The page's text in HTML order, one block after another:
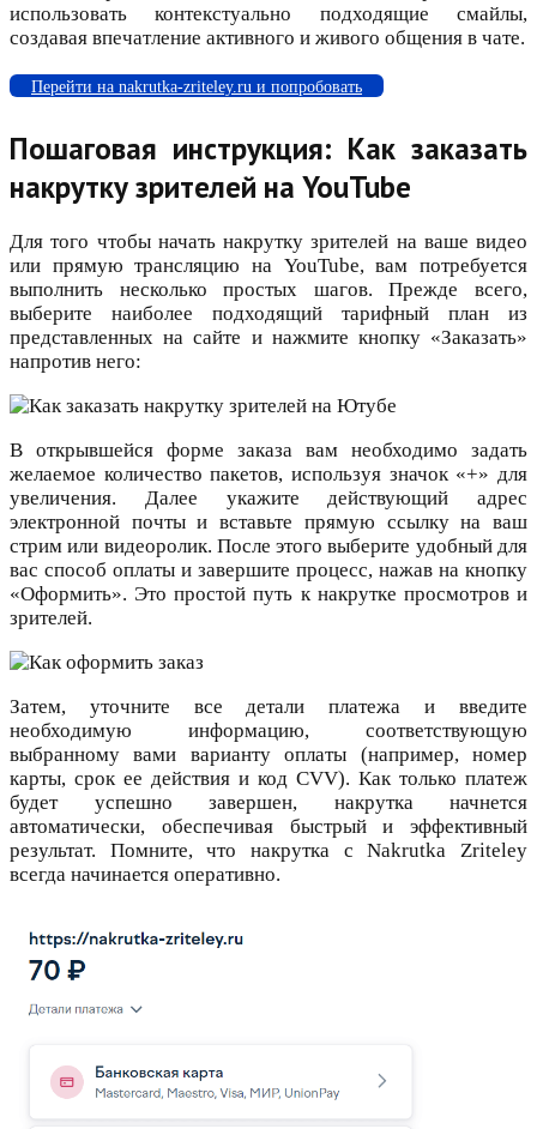
использовать контекстуально подходящие смайлы,
создавая впечатление активного и живого общения в чате.
Перейти на nakrutka-zriteley.ru и попробовать
Пошаговая инструкция: Как заказать
накрутку зрителей на YouTube
Для того чтобы начать накрутку зрителей на ваше видео
или прямую трансляцию на YouTube, вам потребуется
выполнить несколько простых шагов. Прежде всего,
выберите наиболее подходящий тарифный план из
представленных на сайте и нажмите кнопку «Заказать»
напротив него:
В открывшейся форме заказа вам необходимо задать
желаемое количество пакетов, используя значок «+» для
увеличения. Далее укажите действующий адрес
электронной почты и вставьте прямую ссылку на ваш
стрим или видеоролик. После этого выберите удобный для
вас способ оплаты и завершите процесс, нажав на кнопку
«Оформить». Это простой путь к накрутке просмотров и
зрителей.
Затем, уточните все детали платежа и введите
необходимую информацию, соответствующую
выбранному вами варианту оплаты (например, номер
карты, срок ее действия и код CVV). Как только платеж
будет успешно завершен, накрутка начнется
автоматически, обеспечивая быстрый и эффективный
результат. Помните, что накрутка с Nakrutka Zriteley
всегда начинается оперативно.